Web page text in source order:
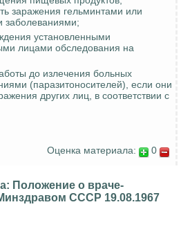
заражения гельминтами или
заболеваниями;
установленными
лицами обследования на
до излечения больных
(паразитоносителей), если они
других лиц, в соответствии с
Оценка материала: 0
Положение о враче-
СССР 19.08.1967